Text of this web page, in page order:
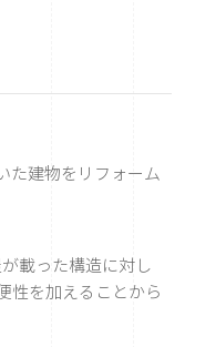
た建物をリフォーム
載った構造に対し
性を加えることから